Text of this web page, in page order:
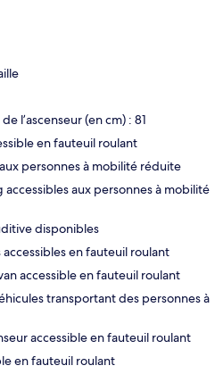
l’ascenseur (en cm) : 81
en fauteuil roulant
personnes à mobilité réduite
accessibles aux personnes à mobilité
disponibles
en fauteuil roulant
accessible en fauteuil roulant
transportant des personnes à
accessible en fauteuil roulant
en fauteuil roulant